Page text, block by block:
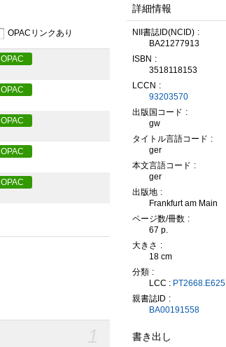
OPACリンクあり
OPAC
OPAC
OPAC
OPAC
OPAC
詳細情報
NII書誌ID(NCID)
BA21277913
ISBN
3518118153
LCCN
93203570
出版国コード
gw
タイトル言語コード
ger
本文言語コード
ger
出版地
Frankfurt am Main
ページ数/冊数
67 p.
大きさ
18 cm
分類
LCC : PT2668.E625
親書誌ID
BA00191558
書き出し